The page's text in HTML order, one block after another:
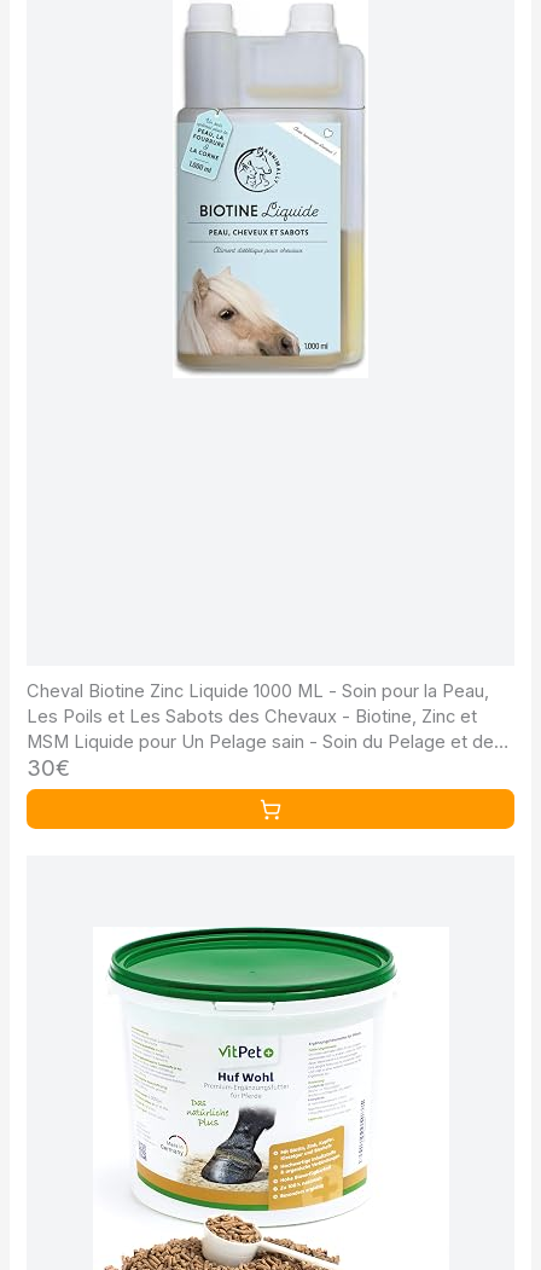
Cheval Biotine Zinc Liquide 1000 ML - Soin pour la Peau,
Les Poils et Les Sabots des Chevaux - Biotine, Zinc et
MSM Liquide pour Un Pelage sain - Soin du Pelage et des
Sabots pour Chevaux
30€